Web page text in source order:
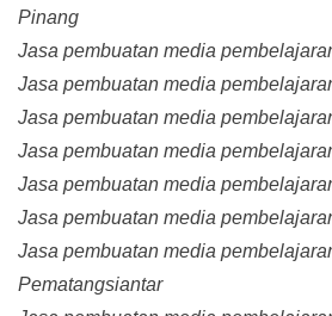
Pinang
Jasa pembuatan media
Jasa pembuatan media
Jasa pembuatan media
Jasa pembuatan media
Jasa pembuatan media
Jasa pembuatan media
Jasa pembuatan media
Pematangsiantar